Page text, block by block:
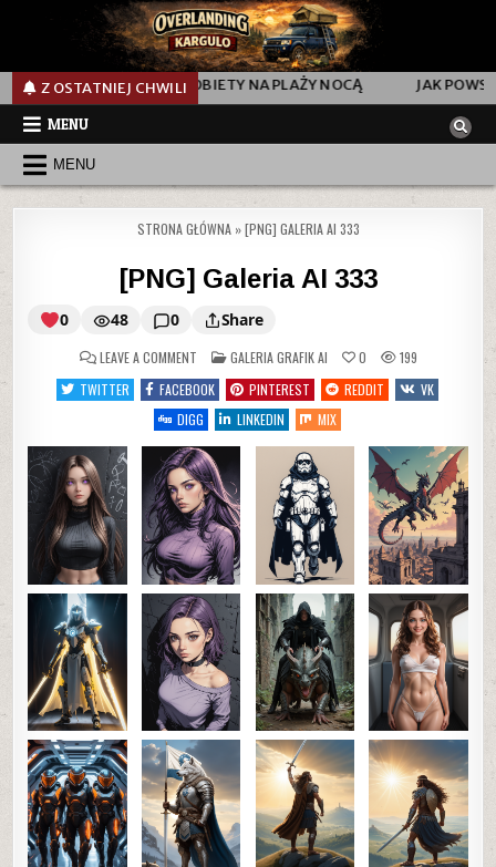
Z OSTATNIEJ CHWILI
NOCĄ JAK POWSTAŁ AI „FASHION SHOW” VIDEO SHORT
MENU
MENU
STRONA GŁÓWNA»[PNG] GALERIA AI 333
[PNG] Galeria AI 333
0 48 0 Share
LEAVE A COMMENTON
[PNG]
Galeria
AI
333
0
48
0
SHARE
POSTED
IN
GALERIA GRAFIK AI 0
199
TWITTER
FACEBOOK PINTEREST REDDIT
VK
DIGG
LINKEDIN MIX